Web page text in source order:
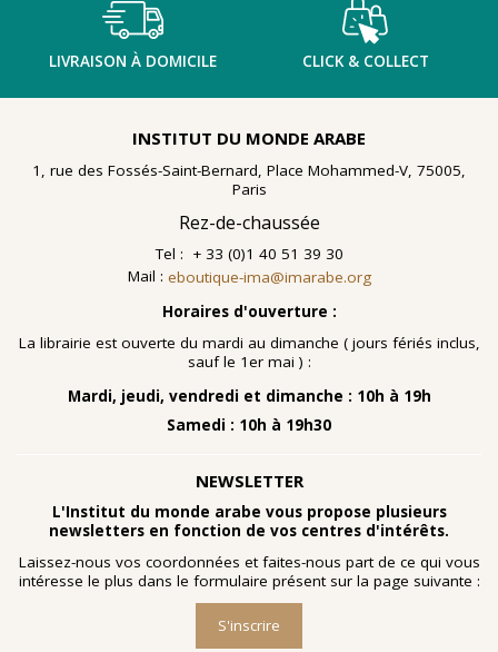
LIVRAISON À DOMICILE CLICK & COLLECT
INSTITUT DU MONDE ARABE
1, rue des Fossés-Saint-Bernard, Place Mohammed-V, 75005,
Paris
Rez-de-chaussée
Tel : + 33 (0)1 40 51 39 30
Mail : eboutique-ima@imarabe.org
Horaires d'ouverture :
La librairie est ouverte du mardi au dimanche ( jours fériés inclus,
sauf le 1er mai ) :
Mardi, jeudi, vendredi et dimanche : 10h à 19h
Samedi : 10h à 19h30
NEWSLETTER
L'Institut du monde arabe vous propose plusieurs
newsletters en fonction de vos centres d'intérêts.
Laissez-nous vos coordonnées et faites-nous part de ce qui vous
intéresse le plus dans le formulaire présent sur la page suivante :
S'inscrire